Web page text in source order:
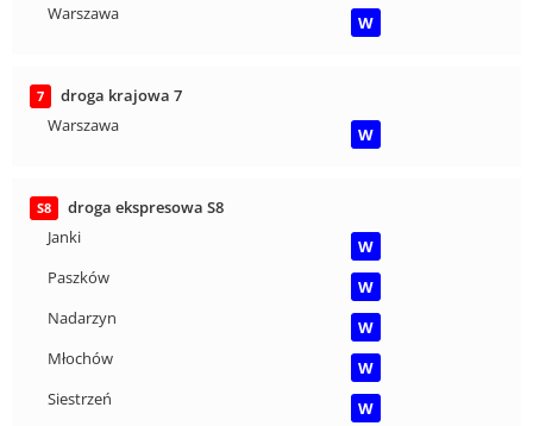
Warszawa
W
7
droga krajowa 7
Warszawa
W
S8
droga ekspresowa S8
Janki
W
Paszków
W
Nadarzyn
W
Młochów
W
Siestrzeń
W